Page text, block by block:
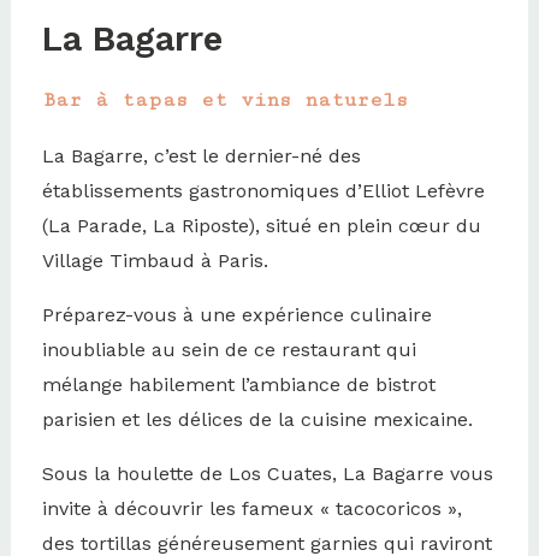
La Bagarre
Bar à tapas et vins naturels
La Bagarre, c’est le dernier-né des
établissements gastronomiques d’Elliot Lefèvre
(La Parade, La Riposte), situé en plein cœur du
Village Timbaud à Paris.
Préparez-vous à une expérience culinaire
inoubliable au sein de ce restaurant qui
mélange habilement l’ambiance de bistrot
parisien et les délices de la cuisine mexicaine.
Sous la houlette de Los Cuates, La Bagarre vous
invite à découvrir les fameux « tacocoricos »,
des tortillas généreusement garnies qui raviront